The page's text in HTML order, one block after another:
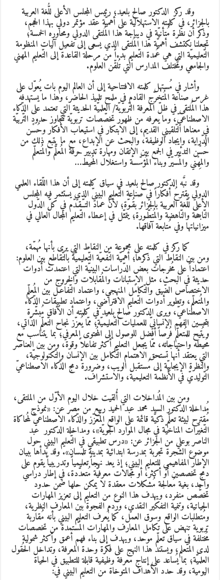
ركز الدكتور صالح بلعيد؛ رئيس المجلس الأعلى للُّغة العربية
في كلمته الاستهلالية على أهميّة عقد مؤتمر دولي بهذا الحجم،
أن نظرة مُتأنيّة في ديباجة هذا المُلتقى الدولي ومحاوره الخمسة؛
نكتشف أهميّة هذا المُلتقى الذي يسعى إلى تفعيل آليات المنظومة
التي هي عُمدة التّعليم بدءاً من مرحلة القاعدة إلى التّعليم المهني
ومُختلف المدارس التي تُلقّن العلوم.
في مُستهل كلمته الافتتاحية إلى أن العالم اليوم بات يُعوّل على
صناعة المُتخرّج القادم في ملمح تلميذ الحاضر، وهذا ما يستهدفه
المُلتقى في ظلّ المعرفة التّربويّة/ العلميّة الحديثة التي تعتمد على الذّكاء
وما يعرفه من ظهور تخصّصات تربويّة تتجاوز حدود التّربيّة
معناها التّلقيني القديم، إلى الابتكار في استيعاب الأفكار وحُسْن
وإيجاد الوظيفة، والبحث عن الإبداع، مع ما يتبع ذلك من
التدبير في الجمع بين الإتقان ومهارة تدبير حرفة المُعلّم والمُتعلّم
والمُسيّر وبناء المُؤسّسة واستغلال المُحيط…
نبَّه الدكتور صالح بلعيد في سياق كلمته إلى أن هذا اللّقاء العلمي
يقترحُ أفكاراً في صناعة التّعليم البينيّ الذي يستثمر فيه المجلس
للّغة العربية بالجزائر بقُـوّة؛ لأنّ عماد التـّـقـدّم في كلّ الدّول
والنّاهضة والمُتطّـورة؛ يتمثّل في إعـطاء التّعليم المجال العالي في
وفي مُتابعة آفاقها.
ركز في كلمته على مجموعة من النقاط التي يرى بأنها مُهمّة،
بين النقاط التي ذكرها؛ أهميّة النّفعيّة التّعليميّة بالتّقاطع بين العلوم:
على مُخرجات بعض الدّراسات البينيّة التي اعتمدت أدوات
في البحث، مثل الاستبانات والمُقابلات والخروج من
الضّيق والتّكامًل المنهجي، واعتماد التّفاعُـل بين المُعلّم
وتطوير أدوات التّعليم الافتراضي، واعتماد تطبيقات الذّكاء
ويرى الدكتور صالح بلعيد في كلمته أن الآفاق مُبشّرة
الفهم الإنسانيّ للعمليات التّعليميّة؛ ممّا يُعزّز نجاح التّعلّم الذّاتي،
للمُتعلّم فُرصاً أفضل للوصول إلى المُحتوى المعرفي؛ بما يتناسب مع
واحتياجاته، ممّا يجعل التعليم أكثر تفاعلاً وقوة، ومن بين العناصر
يعتقد أنها تستحق الاهتمام التّكامل بين الإنسان والتّكنولوجيّة،
الإيجابيّة إلى مُستقبل الويب، وضرورة دمج الذّكاء الاصطناعيّ
في الأنظمة التعليمية، والاستشراف.
بين المُداخلات التي أُلقيت خلال اليوم الأوّل من الملتقى،
الدكتور السيد محمد عبد الحميد ربيع من مصر عن:«نموذج
لبيئة تعلّم ذكيّة قائمة على الواقع المُعزّز والذّكاء الاصطناعيّ لمُحاكاة
المناخيّة في مجال الموارد الجويّة»، ومداخلة الدكتور عبد
بوعلي من الجزائر عن: «درس تطبيقي في التّعليم البيني حول
الشجرة تجربة بمدرسة ابتدائية بمدينة تلمسان». وقد بدأها ببيان
المفاهيمي للتعليم البيني؛إذ يعد نهجاً تعليمياً وتدريبياً يقوم على
تخصصين أو أكثر، أو مجالات معرفيّة مُتعدّدة، في إطار دراسي
بغية مُعالجة مُشكلات معقدة لا يمكن حلها ضمن حدود
منفرد، ويهدف هذا النوع من التعليم إلى تعزيز المهارات
وتنمية التفكير النقدي، وردم الفجوة بين المعارف النظرية،
الواقع وسوق العمل، كما يُعرف التعليم البيني بأنه مُقاربة
تنهض على تكامل المعارف والمهارات المُستمدة من تخصصات
في سياق تعلّم موحد، ويهدف إلى بناء فهم أعمق وأكثر شمولية
المُتعلم، ويستند هذا النهج على فكرة وحدة المعرفة، وتداخل الحُقول
؛ بما يُساعد على إنتاج معرفة وظيفية قابلة للتطبيق في الحياة
وقد حدد الأهداف المتوخاة من التعليم البيني في: